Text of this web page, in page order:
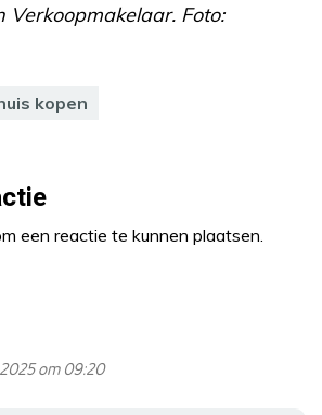
Verkoopmakelaar. Foto:
kopen
een reactie te kunnen plaatsen.
om 09:20